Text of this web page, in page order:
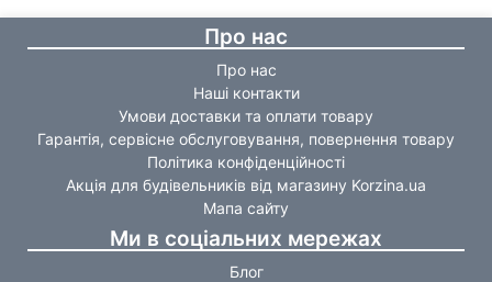
Про нас
Про нас
Наші контакти
Умови доставки та оплати товару
Гарантія, сервісне обслуговування, повернення товару
Політика конфіденційності
Акція для будівельників від магазину Korzina.ua
Мапа сайту
Ми в соціальних мережах
Блог